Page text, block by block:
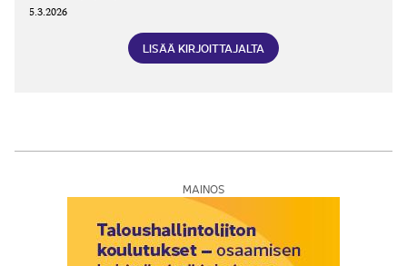
5.3.2026
LISÄÄ KIRJOITTAJALTA
MAINOS